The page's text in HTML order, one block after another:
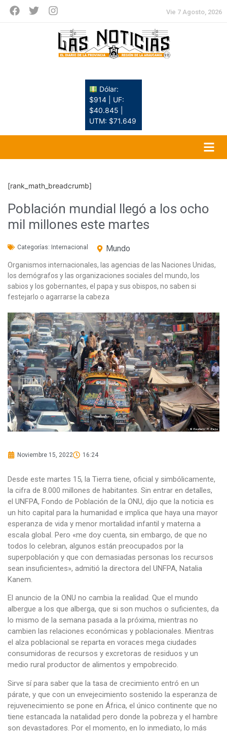
Vie 7 Agosto, 2026
Dólar:
$914 | UF:
$40.845 |
UTM: $71.649
[rank_math_breadcrumb]
Población mundial llegó a los ocho
mil millones este martes
Categorías: Internacional Mundo
Organismos internacionales, las agencias de las Naciones Unidas,
los demógrafos y las organizaciones sociales del mundo, los
sabios y los gobernantes, el papa y sus obispos, no saben si
festejarlo o agarrarse la cabeza
Noviembre 15, 2022 16:24
Desde este martes 15, la Tierra tiene, oficial y simbólicamente,
la cifra de 8.000 millones de habitantes. Sin entrar en detalles,
el UNFPA, Fondo de Población de la ONU, dijo que la noticia es
un hito capital para la humanidad e implica que haya una mayor
esperanza de vida y menor mortalidad infantil y materna a
escala global. Pero «me doy cuenta, sin embargo, de que no
todos lo celebran, algunos están preocupados por la
superpoblación y que con demasiadas personas los recursos
sean insuficientes», admitió la directora del UNFPA, Natalia
Kanem.
El anuncio de la ONU no cambia la realidad. Que el mundo
albergue a los que alberga, que si son muchos o suficientes, da
lo mismo de la semana pasada a la próxima, mientras no
cambien las relaciones económicas y poblacionales. Mientras
el alza poblacional se reparta en voraces mega ciudades
consumidoras de recursos y excretoras de residuos y un
medio rural productor de alimentos y empobrecido.
Sirve sí para saber que la tasa de crecimiento entró en un
párate, y que con un envejecimiento sostenido la esperanza de
rejuvenecimiento se pone en África, el único continente que no
tiene estancada la natalidad pero donde la pobreza y el hambre
son devastadores. Por el momento, en lo inmediato, lo más